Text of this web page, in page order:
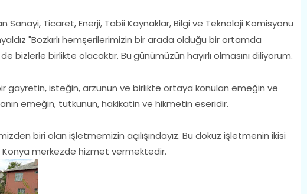
Sanayi, Ticaret, Enerji, Tabii Kaynaklar, Bilgi ve Teknoloji Komisyonu
"Bozkırlı hemşerilerimizin bir arada olduğu bir ortamda
bizlerle birlikte olacaktır. Bugünümüzün hayırlı olmasını diliyorum.
gayretin, isteğin, arzunun ve birlikte ortaya konulan emeğin ve
emeğin, tutkunun, hakikatin ve hikmetin eseridir.
biri olan işletmemizin açılışındayız. Bu dokuz işletmenin ikisi
Konya merkezde hizmet vermektedir.